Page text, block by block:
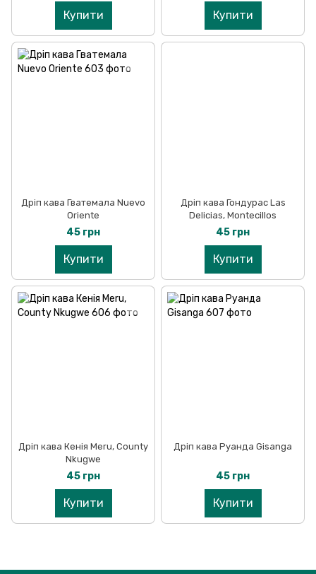
Купити Купити
Дріп кава Гватемала Nuevo
Oriente
45 грн
Купити
Дріп кава Гондурас Las
Delicias, Montecillos
45 грн
Купити
Дріп кава Кенія Meru, County
Nkugwe
45 грн
Купити
Дріп кава Руанда Gisanga
45 грн
Купити